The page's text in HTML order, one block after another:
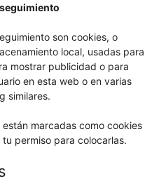
son cookies, o
local, usadas para
mostrar publicidad o para
en esta web o en varias
similares.
marcadas como cookies
permiso para colocarlas.